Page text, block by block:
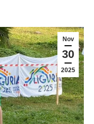
Nov
30
2025